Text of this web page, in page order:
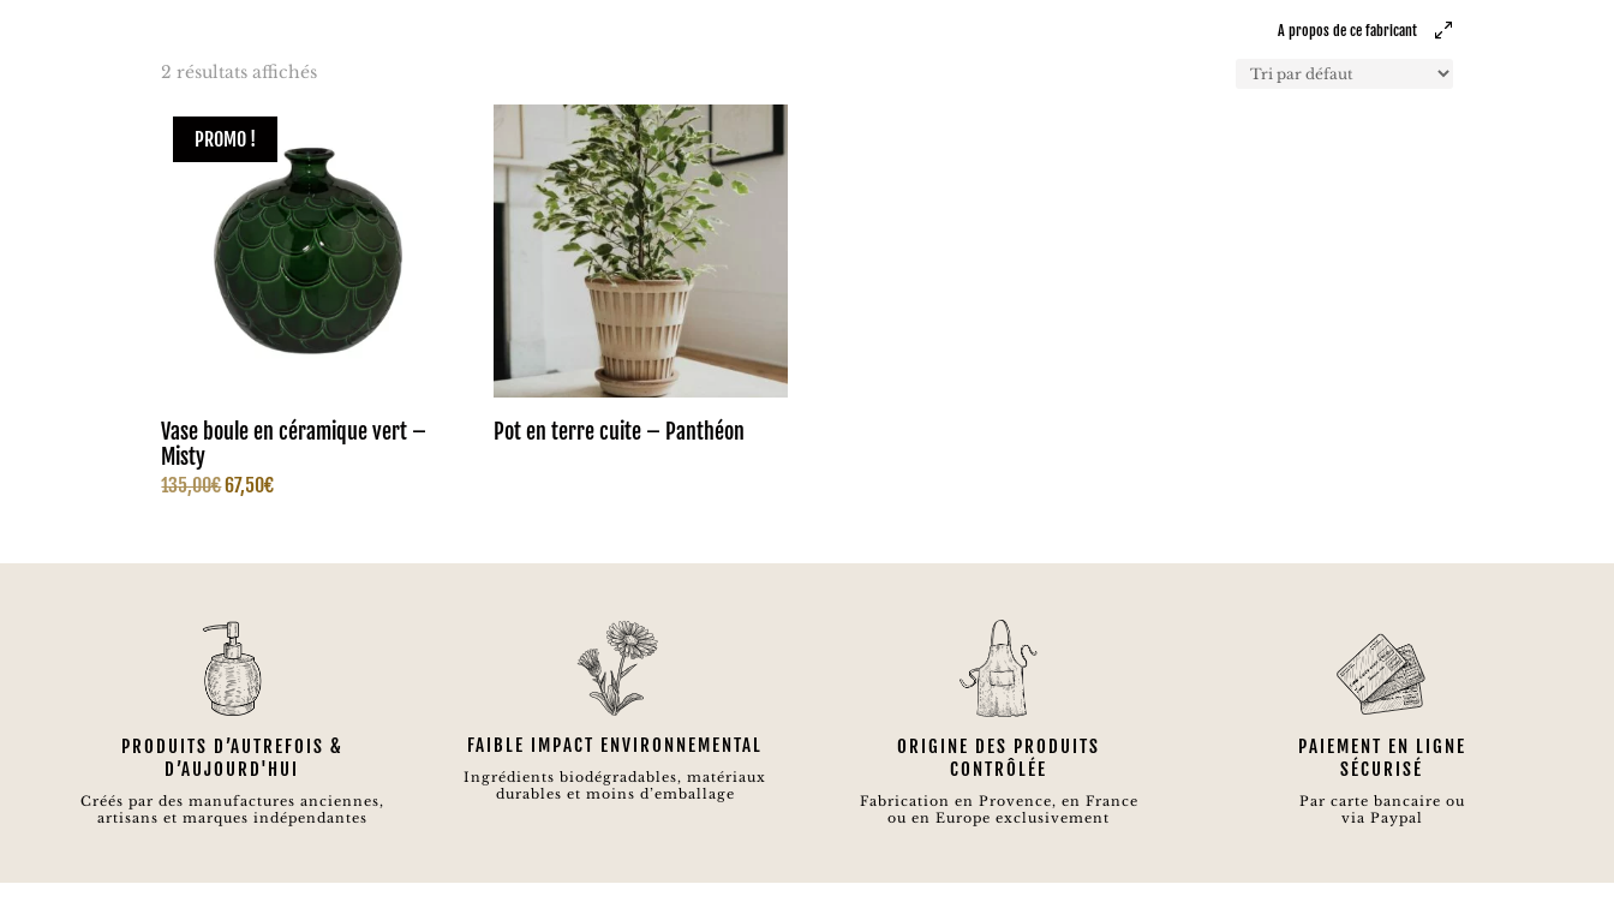
A propos de ce fabricant
2 résultats affichés
PROMO !
Vase boule en céramique vert –
Misty
135,00€Le
67,50€Le
Pot en terre cuite – Panthéon
PRODUITS D’AUTREFOIS &
D’AUJOURD'HUI
Créés par des manufactures anciennes,
artisans et marques indépendantes
FAIBLE IMPACT ENVIRONNEMENTAL
Ingrédients biodégradables, matériaux
durables et moins d’emballage
ORIGINE DES PRODUITS
CONTRÔLÉE
Fabrication en Provence, en France
ou en Europe exclusivement
PAIEMENT EN LIGNE
SÉCURISÉ
Par carte bancaire ou
via Paypal